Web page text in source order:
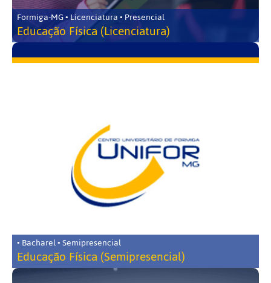
Formiga-MG • Licenciatura • Presencial
Educação Física (Licenciatura)
• Bacharel • Semipresencial
Educação Física (Semipresencial)